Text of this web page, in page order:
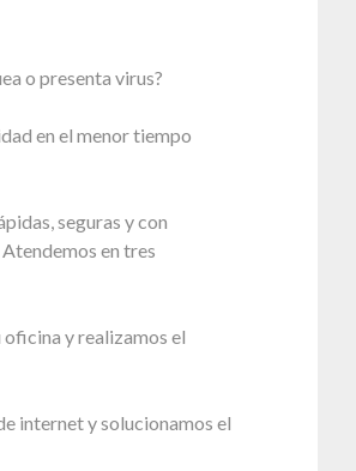
o presenta virus?
en el menor tiempo
seguras y con
en tres
oficina y realizamos el
internet y solucionamos el